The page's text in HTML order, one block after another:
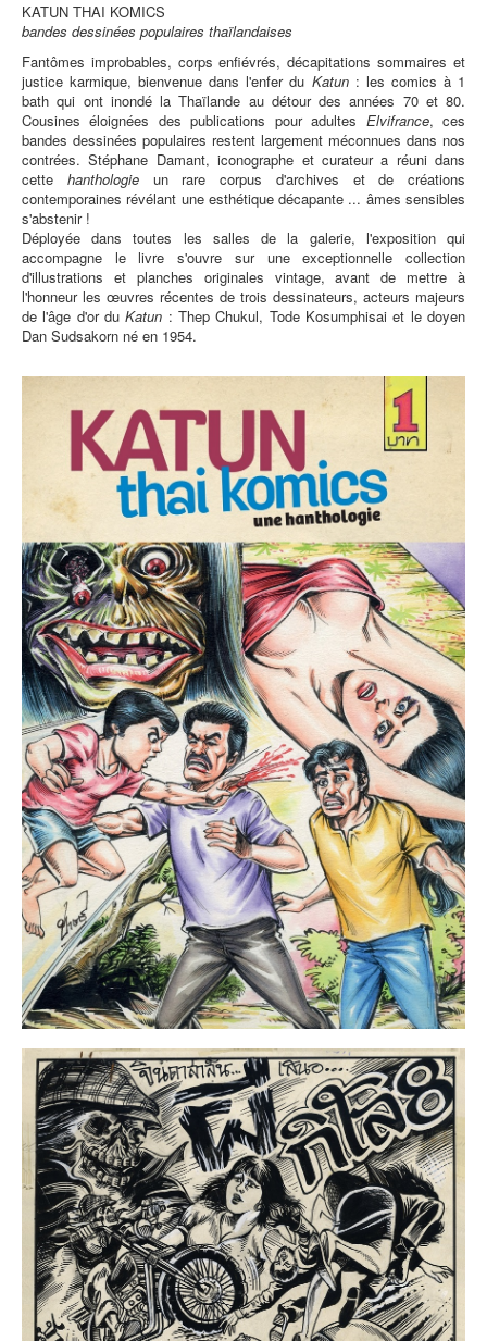
KATUN THAI KOMICS
bandes dessinées populaires thaïlandaises
Fantômes improbables, corps enfiévrés, décapitations sommaires et
justice karmique, bienvenue dans l'enfer du Katun: les comics à 1
bath qui ont inondé la Thaïlande au détour des années 70 et 80.
Cousines éloignées des publications pour adultes Elvifrance, ces
bandes dessinées populaires restent largement méconnues dans nos
contrées. Stéphane Damant, iconographe et curateur a réuni dans
cette hanthologieun rare corpus d'archives et de créations
contemporaines révélant une esthétique décapante ... âmes sensibles
s'abstenir !
Déployée dans toutes les salles de la galerie, l'exposition qui
accompagne le livre s'ouvre sur une exceptionnelle collection
d'illustrations et planches originales vintage, avant de mettre à
l'honneur les œuvres récentes de trois dessinateurs, acteurs majeurs
de l'âge d'or duKatun : Thep Chukul, Tode Kosumphisai et le doyen
Dan Sudsakorn né en 1954.